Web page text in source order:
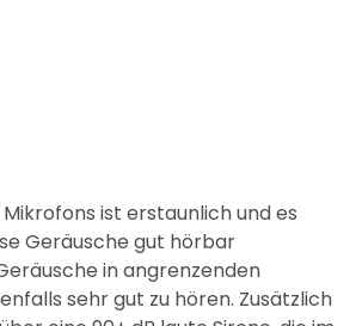
ist erstaunlich und es
Geräusche gut hörbar
in angrenzenden
sehr gut zu hören. Zusätzlich